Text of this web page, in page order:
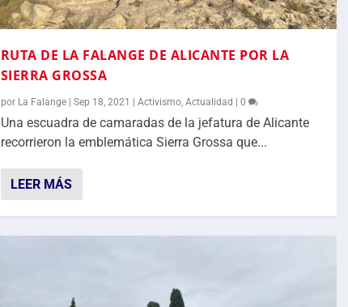
RUTA DE LA FALANGE DE ALICANTE POR LA
SIERRA GROSSA
por La Falange| Sep 18, 2021 | Activismo, Actualidad | 0
Una escuadra de camaradas de la jefatura de Alicante
recorrieron la emblemática Sierra Grossa que...
LEER MÁS